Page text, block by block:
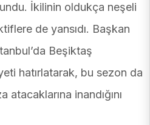
İkilinin oldukça neşeli
de yansıdı. Başkan
Beşiktaş
hatırlatarak, bu sezon da
inandığını